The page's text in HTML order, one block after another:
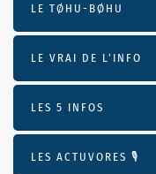
LE TØHU-BØHU
LE VRAI DE L’INFO
LES 5 INFOS
LES ACTUVORES 🎙